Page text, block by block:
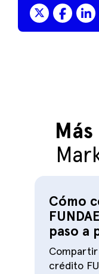
Más
Cómo
paso a
Compartir
crédito